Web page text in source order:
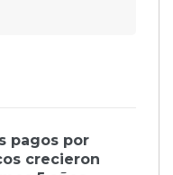
pagos por
crecieron